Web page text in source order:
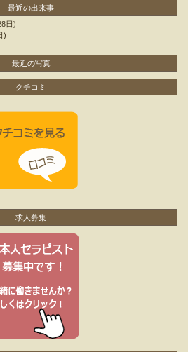
最近の出来事
日)
)
最近の写真
クチコミ
求人募集